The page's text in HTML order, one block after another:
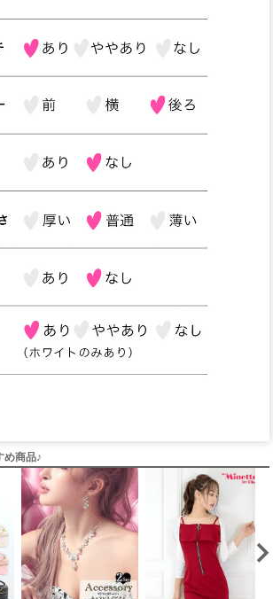
め商品♪